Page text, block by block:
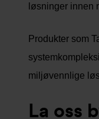
løsninger innen
Produkter som
miljøvennlige
La oss